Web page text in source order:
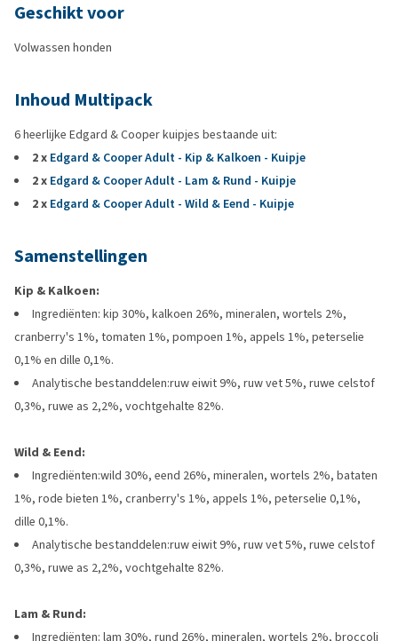
Geschikt voor
Volwassen honden
Inhoud Multipack
6 heerlijke Edgard & Cooper kuipjes bestaande uit:
2 x Edgard & Cooper Adult - Kip & Kalkoen - Kuipje
2 x Edgard & Cooper Adult - Lam & Rund - Kuipje
2 x Edgard & Cooper Adult - Wild & Eend - Kuipje
Samenstellingen
Kip & Kalkoen:
Ingrediënten: kip 30%, kalkoen 26%, mineralen, wortels 2%,
cranberry's 1%, tomaten 1%, pompoen 1%, appels 1%, peterselie
0,1% en dille 0,1%.
Analytische bestanddelen:ruw eiwit 9%, ruw vet 5%, ruwe celstof
0,3%, ruwe as 2,2%, vochtgehalte 82%.
Wild & Eend:
Ingrediënten:wild 30%, eend 26%, mineralen, wortels 2%, bataten
1%, rode bieten 1%, cranberry's 1%, appels 1%, peterselie 0,1%,
dille 0,1%.
Analytische bestanddelen:ruw eiwit 9%, ruw vet 5%, ruwe celstof
0,3%, ruwe as 2,2%, vochtgehalte 82%.
Lam & Rund:
Ingrediënten: lam 30%, rund 26%, mineralen, wortels 2%, broccoli